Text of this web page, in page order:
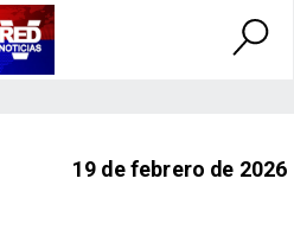
19 de febrero de 2026